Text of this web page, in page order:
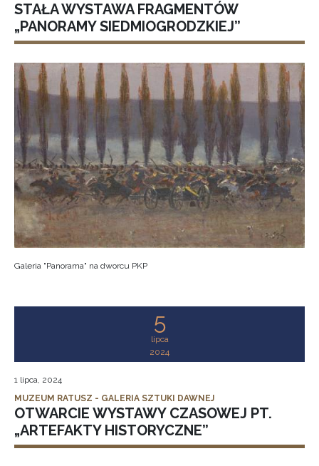
STAŁA WYSTAWA FRAGMENTÓW
„PANORAMY SIEDMIOGRODZKIEJ”
Galeria "Panorama" na dworcu PKP
5
lipca
2024
1 lipca, 2024
MUZEUM RATUSZ - GALERIA SZTUKI DAWNEJ
OTWARCIE WYSTAWY CZASOWEJ PT.
„ARTEFAKTY HISTORYCZNE”